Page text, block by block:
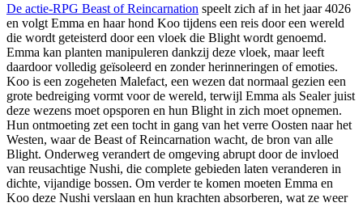
De actie-RPG Beast of Reincarnation speelt zich af in het jaar 4026
en volgt Emma en haar hond Koo tijdens een reis door een wereld
die wordt geteisterd door een vloek die Blight wordt genoemd.
Emma kan planten manipuleren dankzij deze vloek, maar leeft
daardoor volledig geïsoleerd en zonder herinneringen of emoties.
Koo is een zogeheten Malefact, een wezen dat normaal gezien een
grote bedreiging vormt voor de wereld, terwijl Emma als Sealer juist
deze wezens moet opsporen en hun Blight in zich moet opnemen.
Hun ontmoeting zet een tocht in gang van het verre Oosten naar het
Westen, waar de Beast of Reincarnation wacht, de bron van alle
Blight. Onderweg verandert de omgeving abrupt door de invloed
van reusachtige Nushi, die complete gebieden laten veranderen in
dichte, vijandige bossen. Om verder te komen moeten Emma en
Koo deze Nushi verslaan en hun krachten absorberen, wat ze weer